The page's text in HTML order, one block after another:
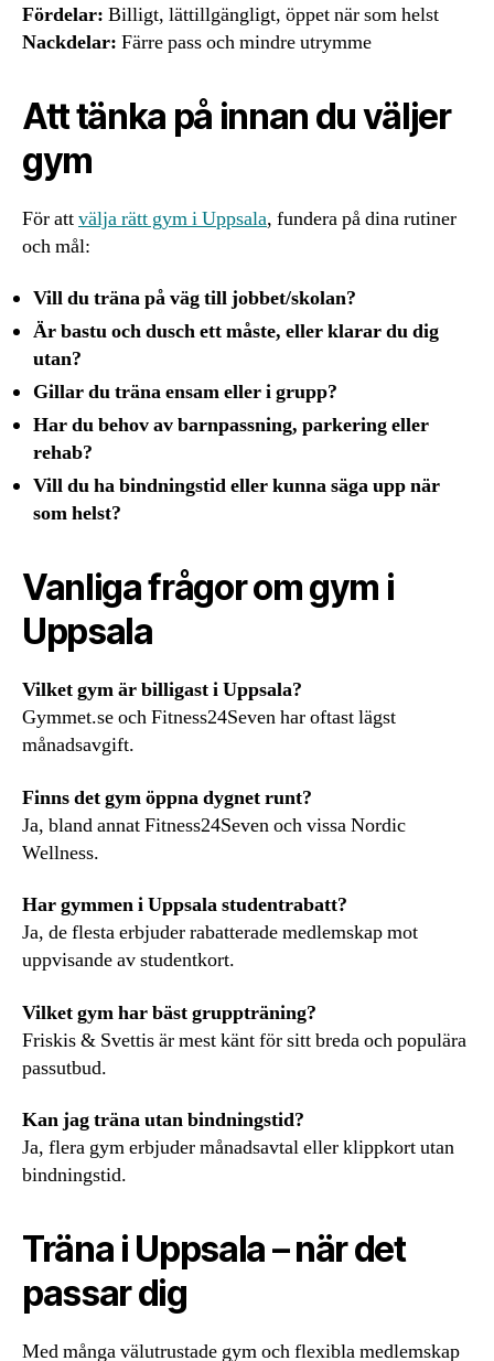
Fördelar: Billigt, lättillgängligt, öppet när som helst
Nackdelar: Färre pass och mindre utrymme
Att tänka på innan du väljer
gym
För attvälja rätt gym i Uppsala, fundera på dina rutiner
och mål:
Vill du träna på väg till jobbet/skolan?
Är bastu och dusch ett måste, eller klarar du dig
utan?
Gillar du träna ensam eller i grupp?
Har du behov av barnpassning, parkering eller
rehab?
Vill du ha bindningstid eller kunna säga upp när
som helst?
Vanliga frågor om gym i
Uppsala
Vilket gym är billigast i Uppsala?
Gymmet.se och Fitness24Seven har oftast lägst
månadsavgift.
Finns det gym öppna dygnet runt?
Ja, bland annat Fitness24Seven och vissa Nordic
Wellness.
Har gymmen i Uppsala studentrabatt?
Ja, de flesta erbjuder rabatterade medlemskap mot
uppvisande av studentkort.
Vilket gym har bäst gruppträning?
Friskis & Svettis är mest känt för sitt breda och populära
passutbud.
Kan jag träna utan bindningstid?
Ja, flera gym erbjuder månadsavtal eller klippkort utan
bindningstid.
Träna i Uppsala – när det
passar dig
Med många välutrustade gym och flexibla medlemskap